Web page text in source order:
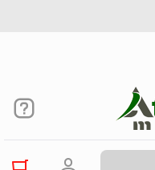
ورود به